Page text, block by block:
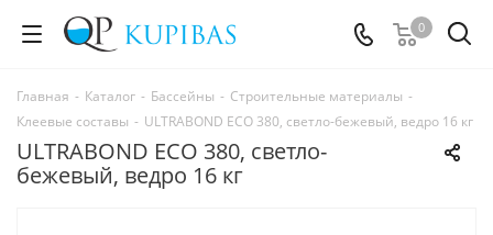
0
Главная - Каталог - Бассейны - Строительные материалы -
Клеевые составы - ULTRABOND ECO 380, cветло-бежевый, ведро 16 кг
ULTRABOND ECO 380, cветло-
бежевый, ведро 16 кг